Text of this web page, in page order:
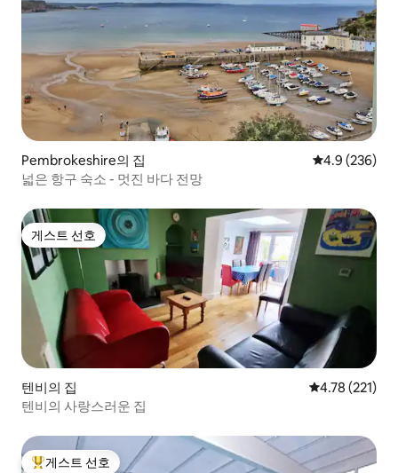
Pembrokeshire의 집 평점 4.9점(5
4.9 (236)
넓은 항구 숙소 - 멋진 바다 전망
게스트 선호
게스트 선호
텐비의 집 평점 4.78점(5
4.78 (221)
텐비의 사랑스러운 집
상위 게스트 선호
게스트 선호